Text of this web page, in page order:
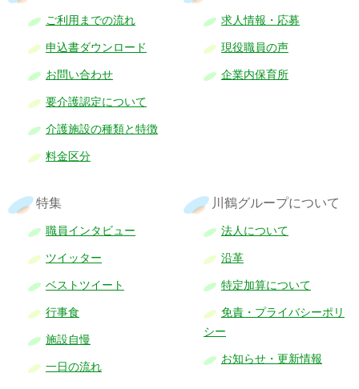
ご利用までの流れ
申込書ダウンロード
お問い合わせ
要介護認定について
介護施設の種類と特徴
料金区分
求人情報・応募
現役職員の声
企業内保育所
特集
職員インタビュー
ツイッター
ベストツイート
行事食
施設自慢
一日の流れ
川鶴グループについて
法人について
沿革
特定加算について
免責・プライバシーポリ
シー
お知らせ・更新情報